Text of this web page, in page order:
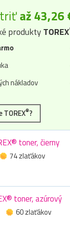
až 43,26
produktyTOREX
nákladov
TOREX®?
toner, čierny
74 zlaťákov
toner, azúrový
60 zlaťákov